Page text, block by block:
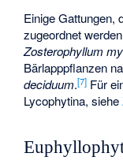
Einige Gattungen,
zugeordnet
Zosterophyllum
Bärlapppflanzen
deciduum.[7] Für
Lycophytina, siehe